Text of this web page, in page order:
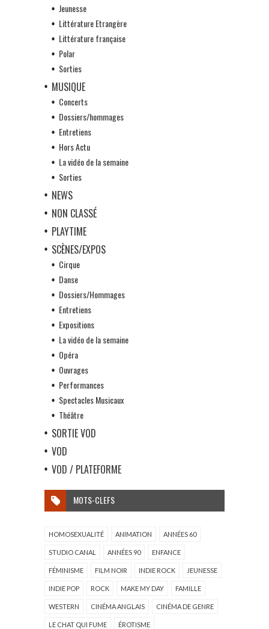
Jeunesse
Littérature Etrangère
Littérature française
Polar
Sorties
MUSIQUE
Concerts
Dossiers/hommages
Entretiens
Hors Actu
La vidéo de la semaine
Sorties
NEWS
NON CLASSÉ
PLAYTIME
SCÈNES/EXPOS
Cirque
Danse
Dossiers/Hommages
Entretiens
Expositions
La vidéo de la semaine
Opéra
Ouvrages
Performances
Spectacles Musicaux
Théâtre
SORTIE VOD
VOD
VOD / PLATEFORME
MOTS-CLEFS
HOMOSEXUALITÉ ANIMATION ANNÉES 60
STUDIO CANAL ANNÉES 90 ENFANCE
FÉMINISME FILM NOIR INDIE ROCK JEUNESSE
INDIE POP ROCK MAKE MY DAY FAMILLE
WESTERN CINÉMA ANGLAIS CINÉMA DE GENRE
LE CHAT QUI FUME ÉROTISME